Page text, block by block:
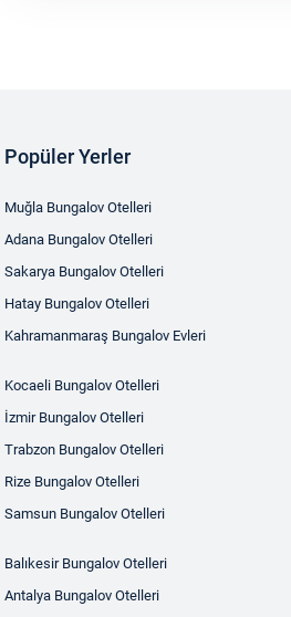
Popüler Yerler
Muğla Bungalov Otelleri
Adana Bungalov Otelleri
Sakarya Bungalov Otelleri
Hatay Bungalov Otelleri
Kahramanmaraş Bungalov Evleri
Kocaeli Bungalov Otelleri
İzmir Bungalov Otelleri
Trabzon Bungalov Otelleri
Rize Bungalov Otelleri
Samsun Bungalov Otelleri
Balıkesir Bungalov Otelleri
Antalya Bungalov Otelleri